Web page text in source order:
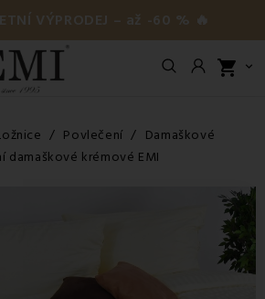
VÝPRODEJ – až -60 % 🔥
shopping_cart 
Povlečení
Damaškové
damaškové krémové EMI